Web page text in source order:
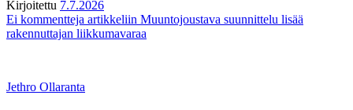
Kirjoitettu 7.7.2026
Ei kommentteja artikkeliin Muuntojoustava suunnittelu lisää
rakennuttajan liikkumavaraa
Jethro Ollaranta